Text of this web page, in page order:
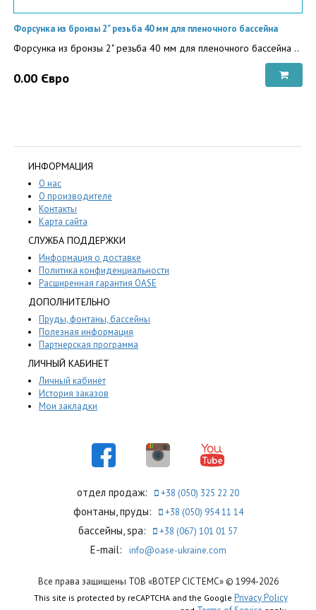
Форсунка из бронзы 2" резьба 40 мм для пленочного бассейна
Форсунка из бронзы 2" резьба 40 мм для пленочного бассейна ..
0.00 Євро
ИНФОРМАЦИЯ
О нас
О производителе
Контакты
Карта сайта
СЛУЖБА ПОДДЕРЖКИ
Информация о доставке
Политика конфиденциальности
Расширенная гарантия OASE
ДОПОЛНИТЕЛЬНО
Пруды, фонтаны, бассейны
Полезная информация
Партнерская программа
ЛИЧНЫЙ КАБИНЕТ
Личный кабинет
История заказов
Мои закладки
отдел продаж: +38 (050) 325 22 20
фонтаны, пруды: +38 (050) 954 11 14
бассейны, spa: +38 (067) 101 01 57
E-mail: info@oase-ukraine.com
Все права защищены ТОВ «ВОТЕР СІСТЕМС» © 1994-2026
This site is protected by reCAPTCHA and the Google Privacy Policy